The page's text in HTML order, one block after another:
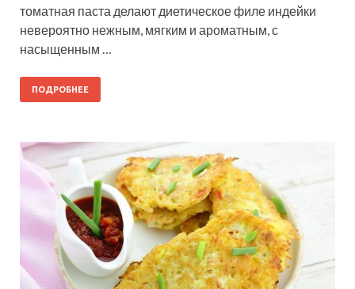
томатная паста делают диетическое филе индейки
невероятно нежным, мягким и ароматным, с
насыщенным …
ПОДРОБНЕЕ